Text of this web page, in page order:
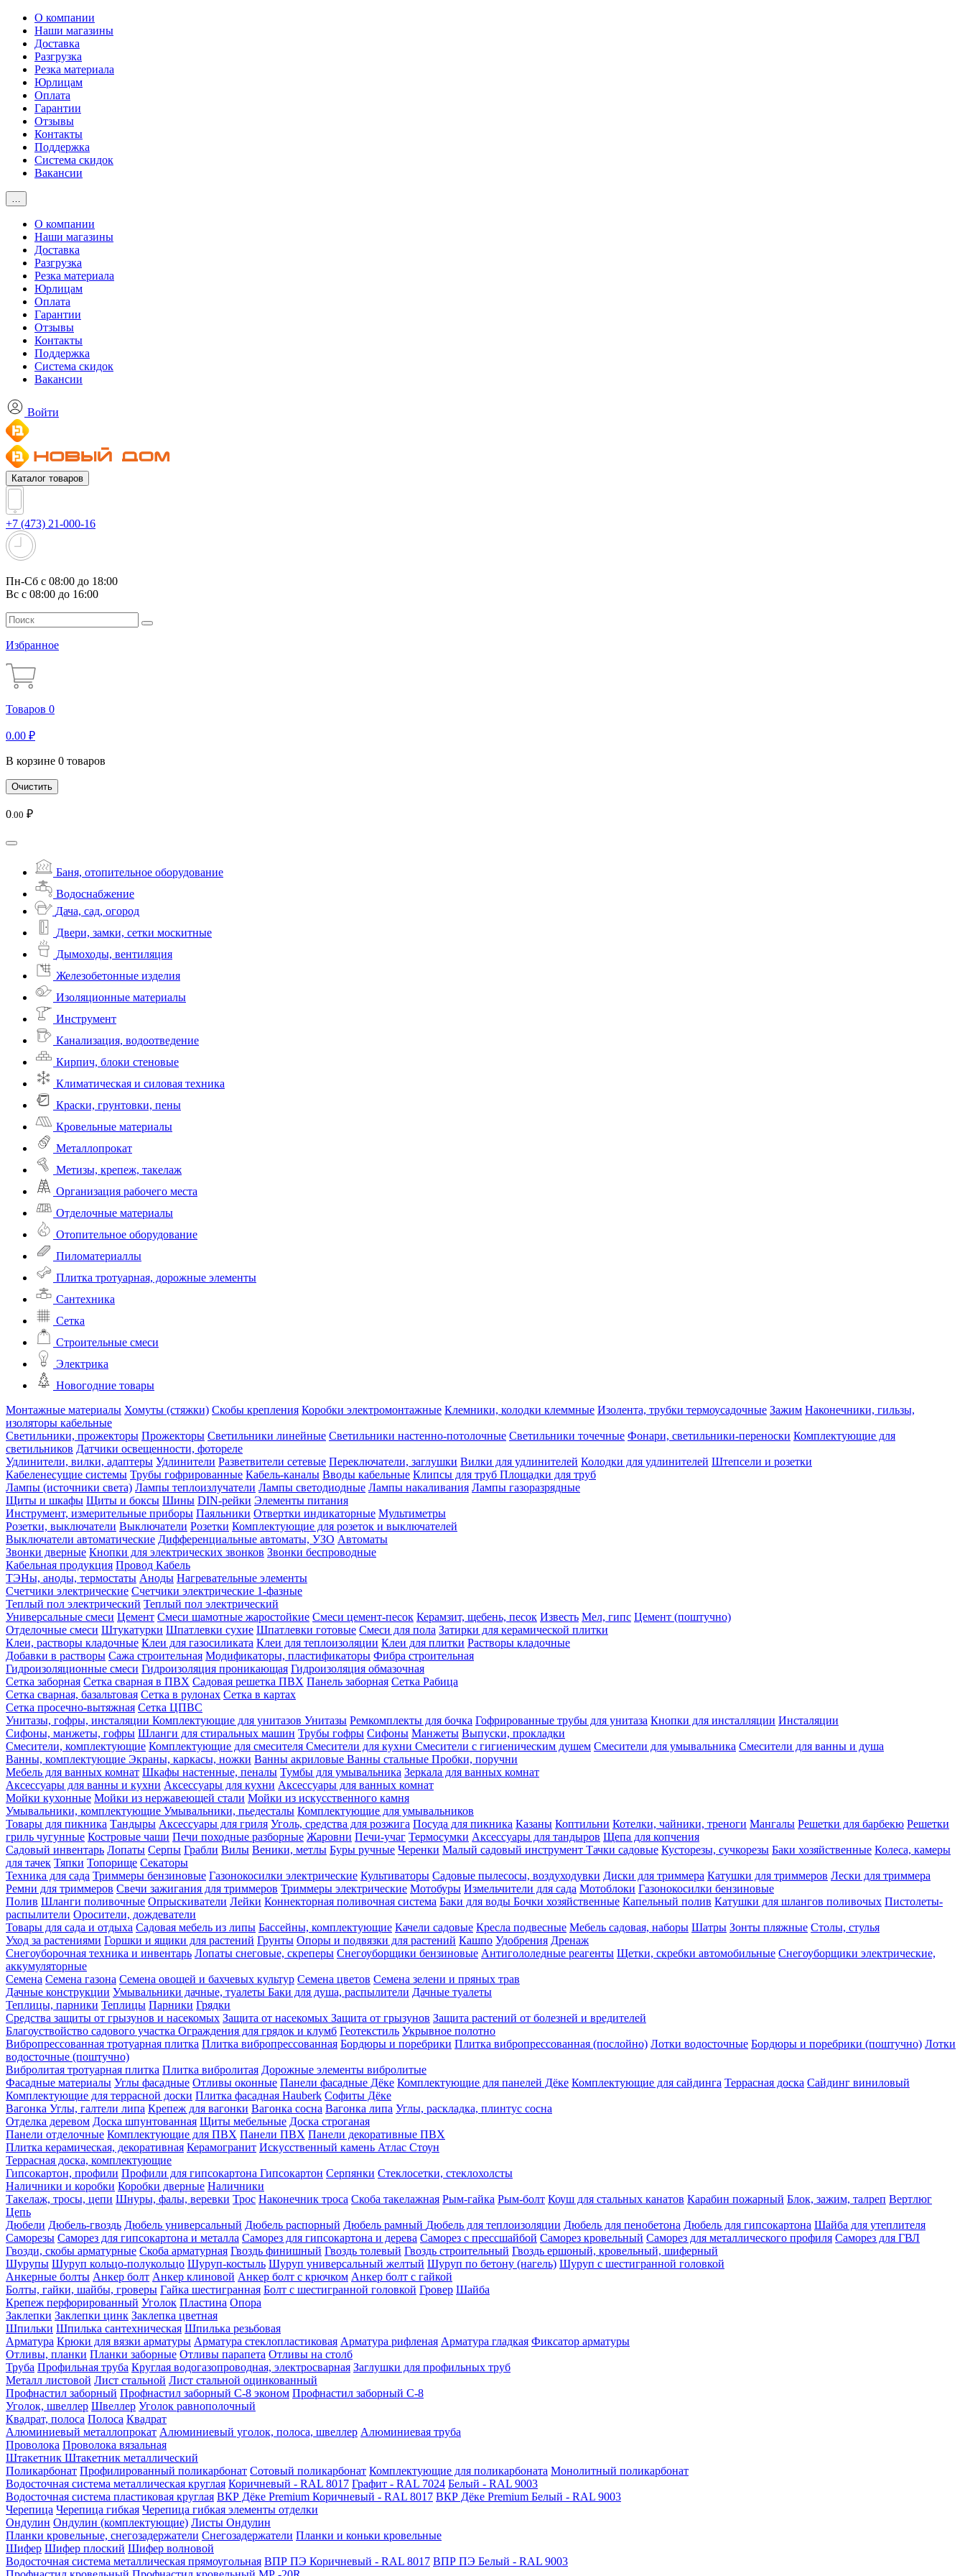
О компании
Наши магазины
Доставка
Разгрузка
Резка материала
Юрлицам
Оплата
Гарантии
Отзывы
Контакты
Поддержка
Система скидок
Вакансии
…
О компании
Наши магазины
Доставка
Разгрузка
Резка материала
Юрлицам
Оплата
Гарантии
Отзывы
Контакты
Поддержка
Система скидок
Вакансии
Войти
Каталог товаров
+7 (473) 21-000-16
Пн-Сб с 08:00 до 18:00
Вс с 08:00 до 16:00
Избранное
Товаров 0
0.00 ₽
В корзине 0 товаров
Очистить
0 .00 ₽
Баня, отопительное оборудование
Водоснабжение
Дача, сад, огород
Двери, замки, сетки москитные
Дымоходы, вентиляция
Железобетонные изделия
Изоляционные материалы
Инструмент
Канализация, водоотведение
Кирпич, блоки стеновые
Климатическая и силовая техника
Краски, грунтовки, пены
Кровельные материалы
Металлопрокат
Метизы, крепеж, такелаж
Организация рабочего места
Отделочные материалы
Отопительное оборудование
Пиломатериаллы
Плитка тротуарная, дорожные элементы
Сантехника
Сетка
Строительные смеси
Электрика
Новогодние товары
Монтажные материалы Хомуты (стяжки) Скобы крепления Коробки электромонтажные Клемники, колодки клеммные Изолента, трубки термоусадочные Зажим Наконечники, гильзы,
изоляторы кабельные
Светильники, прожекторы Прожекторы Светильники линейные Светильники настенно-потолочные Светильники точечные Фонари, светильники-переноски Комплектующие для
светильников Датчики освещенности, фотореле
Удлинители, вилки, адаптеры Удлинители Разветвители сетевые Переключатели, заглушки Вилки для удлинителей Колодки для удлинителей Штепсели и розетки
Кабеленесущие системы Трубы гофрированные Кабель-каналы Вводы кабельные Клипсы для труб Площадки для труб
Лампы (источники света) Лампы теплоизлучатели Лампы светодиодные Лампы накаливания Лампы газоразрядные
Щиты и шкафы Щиты и боксы Шины DIN-рейки Элементы питания
Инструмент, измерительные приборы Паяльники Отвертки индикаторные Мультиметры
Розетки, выключатели Выключатели Розетки Комплектующие для розеток и выключателей
Выключатели автоматические Дифференциальные автоматы, УЗО Автоматы
Звонки дверные Кнопки для электрических звонков Звонки беспроводные
Кабельная продукция Провод Кабель
ТЭНы, аноды, термостаты Аноды Нагревательные элементы
Счетчики электрические Счетчики электрические 1-фазные
Теплый пол электрический Теплый пол электрический
Универсальные смеси Цемент Смеси шамотные жаростойкие Смеси цемент-песок Керамзит, щебень, песок Известь Мел, гипс Цемент (поштучно)
Отделочные смеси Штукатурки Шпатлевки сухие Шпатлевки готовые Смеси для пола Затирки для керамической плитки
Клеи, растворы кладочные Клеи для газосиликата Клеи для теплоизоляции Клеи для плитки Растворы кладочные
Добавки в растворы Сажа строительная Модификаторы, пластификаторы Фибра строительная
Гидроизоляционные смеси Гидроизоляция проникающая Гидроизоляция обмазочная
Сетка заборная Сетка сварная в ПВХ Садовая решетка ПВХ Панель заборная Сетка Рабица
Сетка сварная, базальтовая Сетка в рулонах Сетка в картах
Сетка просечно-вытяжная Сетка ЦПВС
Унитазы, гофры, инсталяции Комплектующие для унитазов Унитазы Ремкомплекты для бочка Гофрированные трубы для унитаза Кнопки для инсталляции Инсталяции
Сифоны, манжеты, гофры Шланги для стиральных машин Трубы гофры Сифоны Манжеты Выпуски, прокладки
Смесители, комплектующие Комплектующие для смесителя Смесители для кухни Смесители с гигиеническим душем Смесители для умывальника Смесители для ванны и душа
Ванны, комплектующие Экраны, каркасы, ножки Ванны акриловые Ванны стальные Пробки, поручни
Мебель для ванных комнат Шкафы настенные, пеналы Тумбы для умывальника Зеркала для ванных комнат
Аксессуары для ванны и кухни Аксессуары для кухни Аксессуары для ванных комнат
Мойки кухонные Мойки из нержавеющей стали Мойки из искусственного камня
Умывальники, комплектующие Умывальники, пьедесталы Комплектующие для умывальников
Товары для пикника Тандыры Аксессуары для гриля Уголь, средства для розжига Посуда для пикника Казаны Коптильни Котелки, чайники, треноги Мангалы Решетки для барбекю Решетки
гриль чугунные Костровые чаши Печи походные разборные Жаровни Печи-учаг Термосумки Аксессуары для тандыров Щепа для копчения
Садовый инвентарь Лопаты Серпы Грабли Вилы Веники, метлы Буры ручные Черенки Малый садовый инструмент Тачки садовые Кусторезы, сучкорезы Баки хозяйственные Колеса, камеры
для тачек Тяпки Топорище Секаторы
Техника для сада Триммеры бензиновые Газонокосилки электрические Культиваторы Садовые пылесосы, воздуходувки Диски для триммера Катушки для триммеров Лески для триммера
Ремни для триммеров Свечи зажигания для триммеров Триммеры электрические Мотобуры Измельчители для сада Мотоблоки Газонокосилки бензиновые
Полив Шланги поливочные Опрыскиватели Лейки Коннекторная поливочная система Баки для воды Бочки хозяйственные Капельный полив Катушки для шлангов поливочых Пистолеты-
распылители Оросители, дождеватели
Товары для сада и отдыха Садовая мебель из липы Бассейны, комплектующие Качели садовые Кресла подвесные Мебель садовая, наборы Шатры Зонты пляжные Столы, стулья
Уход за растениями Горшки и ящики для растений Грунты Опоры и подвязки для растений Кашпо Удобрения Дренаж
Снегоуборочная техника и инвентарь Лопаты снеговые, скреперы Снегоуборщики бензиновые Антигололедные реагенты Щетки, скребки автомобильные Снегоуборщики электрические,
аккумуляторные
Семена Семена газона Семена овощей и бахчевых культур Семена цветов Семена зелени и пряных трав
Дачные конструкции Умывальники дачные, туалеты Баки для душа, распылители Дачные туалеты
Теплицы, парники Теплицы Парники Грядки
Средства защиты от грызунов и насекомых Защита от насекомых Защита от грызунов Защита растений от болезней и вредителей
Благоуствойство садового участка Ограждения для грядок и клумб Геотекстиль Укрывное полотно
Вибропрессованная тротуарная плитка Плитка вибропрессованная Бордюры и поребрики Плитка вибропрессованная (послойно) Лотки водосточные Бордюры и поребрики (поштучно) Лотки
водосточные (поштучно)
Вибролитая тротуарная плитка Плитка вибролитая Дорожные элементы вибролитые
Фасадные материалы Углы фасадные Отливы оконные Панели фасадные Дёке Комплектующие для панелей Дёке Комплектующие для сайдинга Террасная доска Сайдинг виниловый
Комплектующие для террасной доски Плитка фасадная Hauberk Софиты Дёке
Вагонка Углы, галтели липа Крепеж для вагонки Вагонка сосна Вагонка липа Углы, раскладка, плинтус сосна
Отделка деревом Доска шпунтованная Щиты мебельные Доска строганая
Панели отделочные Комплектующие для ПВХ Панели ПВХ Панели декоративные ПВХ
Плитка керамическая, декоративная Керамогранит Искусственный камень Атлас Стоун
Террасная доска, комплектующие
Гипсокартон, профили Профили для гипсокартона Гипсокартон Серпянки Стеклосетки, стеклохолсты
Наличники и коробки Коробки дверные Наличники
Такелаж, тросы, цепи Шнуры, фалы, веревки Трос Наконечник троса Скоба такелажная Рым-гайка Рым-болт Коуш для стальных канатов Карабин пожарный Блок, зажим, талреп Вертлюг
Цепь
Дюбели Дюбель-гвоздь Дюбель универсальный Дюбель распорный Дюбель рамный Дюбель для теплоизоляции Дюбель для пенобетона Дюбель для гипсокартона Шайба для утеплителя
Саморезы Саморез для гипсокартона и металла Саморез для гипсокартона и дерева Саморез с прессшайбой Саморез кровельный Саморез для металлического профиля Саморез для ГВЛ
Гвозди, скобы арматурные Скоба арматурная Гвоздь финишный Гвоздь толевый Гвоздь строительный Гвоздь ершоный, кровельный, шиферный
Шурупы Шуруп кольцо-полукольцо Шуруп-костыль Шуруп универсальный желтый Шуруп по бетону (нагель) Шуруп с шестигранной головкой
Анкерные болты Анкер болт Анкер клиновой Анкер болт с крючком Анкер болт с гайкой
Болты, гайки, шайбы, гроверы Гайка шестигранная Болт c шестигранной головкой Гровер Шайба
Крепеж перфорированный Уголок Пластина Опора
Заклепки Заклепки цинк Заклепка цветная
Шпильки Шпилька сантехническая Шпилька резьбовая
Арматура Крюки для вязки арматуры Арматура стеклопластиковая Арматура рифленая Арматура гладкая Фиксатор арматуры
Отливы, планки Планки заборные Отливы парапета Отливы на столб
Труба Профильная труба Круглая водогазопроводная, электросварная Заглушки для профильных труб
Металл листовой Лист стальной Лист стальной оцинкованный
Профнастил заборный Профнастил заборный С-8 эконом Профнастил заборный С-8
Уголок, швеллер Швеллер Уголок равнополочный
Квадрат, полоса Полоса Квадрат
Алюминиевый металлопрокат Алюминиевый уголок, полоса, швеллер Алюминиевая труба
Проволока Проволока вязальная
Штакетник Штакетник металлический
Поликарбонат Профилированный поликарбонат Сотовый поликарбонат Комплектующие для поликарбоната Монолитный поликарбонат
Водосточная система металлическая круглая Коричневый - RAL 8017 Графит - RAL 7024 Белый - RAL 9003
Водосточная система пластиковая круглая ВКР Дёке Premium Коричневый - RAL 8017 ВКР Дёке Premium Белый - RAL 9003
Черепица Черепица гибкая Черепица гибкая элементы отделки
Ондулин Ондулин (комплектующие) Листы Ондулин
Планки кровельные, снегозадержатели Снегозадержатели Планки и коньки кровельные
Шифер Шифер плоский Шифер волновой
Водосточная система металлическая прямоугольная ВПР ПЭ Коричневый - RAL 8017 ВПР ПЭ Белый - RAL 9003